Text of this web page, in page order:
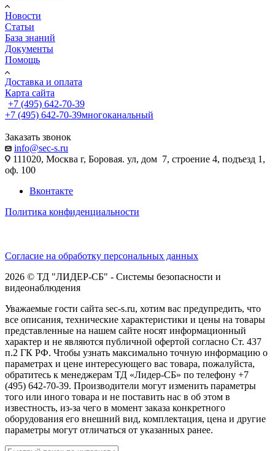
Новости
Статьи
База знаний
Документы
Помощь
Доставка и оплата
Карта сайта
+7 (495) 642-70-39
+7 (495) 642-70-39многоканальный
Заказать звонок
info@sec-s.ru
111020, Москва г, Боровая. ул, дом 7, строение 4, подъезд 1,
оф. 100
Вконтакте
Политика конфиденциальности
Согласие на обработку персональных данных
2026 © ТД "ЛИДЕР-СБ" - Системы безопасности и
видеонаблюдения
Уважаемые гости сайта sec-s.ru, хотим вас предупредить, что
все описания, технические характеристики и цены на товары
представленные на нашем сайте носят информационный
характер и не являются публичной офертой согласно Ст. 437
п.2 ГК РФ. Чтобы узнать максимально точную информацию о
параметрах и цене интересующего вас товара, пожалуйста,
обратитесь к менеджерам ТД «Лидер-СБ» по телефону +7
(495) 642-70-39. Производители могут изменить параметры
того или иного товара и не поставить нас в об этом в
известность, из-за чего в момент заказа конкретного
оборудования его внешний вид, комплектация, цена и другие
параметры могут отличаться от указанных ранее.